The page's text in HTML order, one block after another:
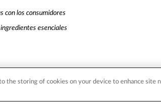
con los consumidores
esenciales
the storing of cookies on your device to enhance site